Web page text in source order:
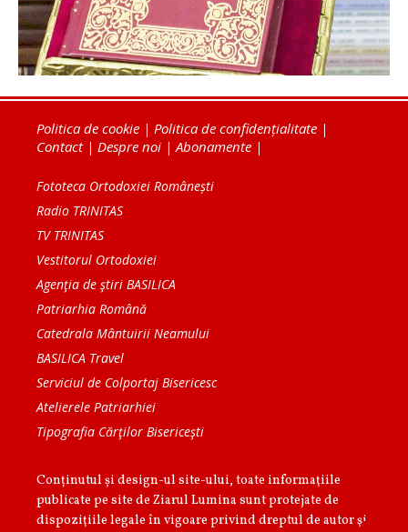
Politica de cookie | Politica de confidențialitate |
Contact| Despre noi |Abonamente |
Fototeca Ortodoxiei Românești
Radio TRINITAS
TV TRINITAS
Vestitorul Ortodoxiei
Agenţia de ştiri BASILICA
Patriarhia Română
Catedrala Mântuirii Neamului
BASILICA Travel
Serviciul de Colportaj Bisericesc
Atelierele Patriarhiei
Tipografia Cărţilor Bisericeşti
Conținutul și design-ul site-ului, toate informaţiile
publicate pe site de Ziarul Lumina sunt protejate de
dispoziţiile legale în vigoare privind dreptul de autor şi